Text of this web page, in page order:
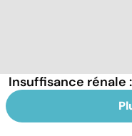
Insuffisance rénale